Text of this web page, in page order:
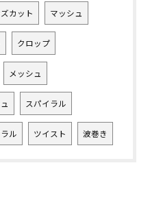
カット マッシュ
クロップ
メッシュ
スパイラル
ル ツイスト 波巻き